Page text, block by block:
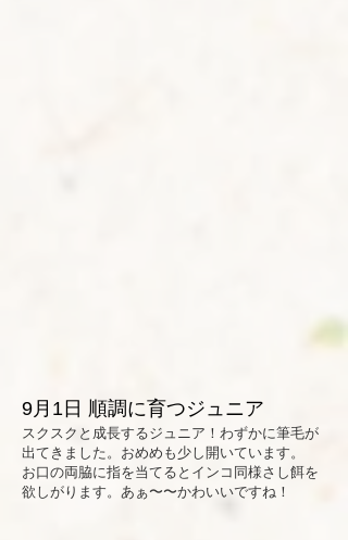
9月1日 順調に育つジュニア
​スクスクと成長するジュニア！わずかに筆毛が
出てきました。おめめも少し開いています。
お口の両脇に指を当てるとインコ同様さし餌を
欲しがります。あぁ〜〜かわいいですね！